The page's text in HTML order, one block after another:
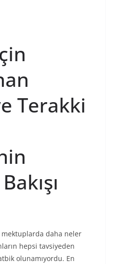
Terakki
mektuplarda daha neler
hepsi tavsiyeden
olunamıyordu. En